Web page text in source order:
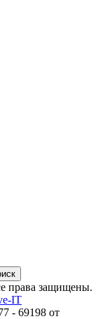
права защищены.
IT
- 69198 от